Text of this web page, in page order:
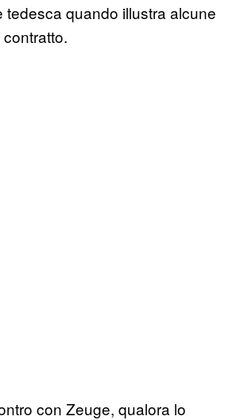
tedesca quando illustra alcune
con Zeuge, qualora lo